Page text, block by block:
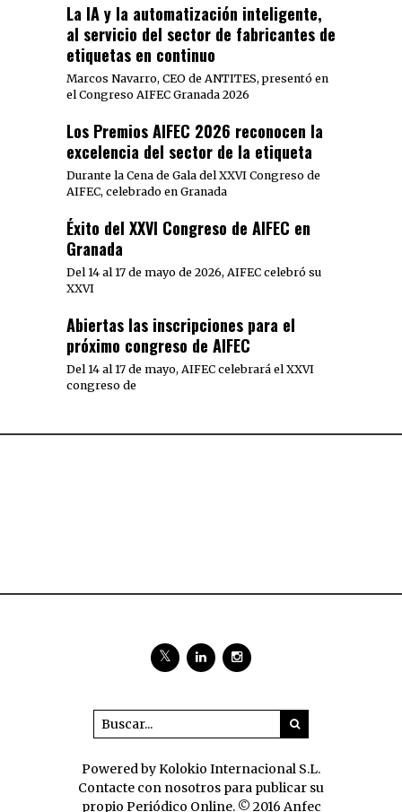
La IA y la automatización inteligente,
al servicio del sector de fabricantes de
etiquetas en continuo
Marcos Navarro, CEO de ANTITES, presentó en
el Congreso AIFEC Granada 2026
Los Premios AIFEC 2026 reconocen la
excelencia del sector de la etiqueta
Durante la Cena de Gala del XXVI Congreso de
AIFEC, celebrado en Granada
Éxito del XXVI Congreso de AIFEC en
Granada
Del 14 al 17 de mayo de 2026, AIFEC celebró su
XXVI
Abiertas las inscripciones para el
próximo congreso de AIFEC
Del 14 al 17 de mayo, AIFEC celebrará el XXVI
congreso de
Powered by Kolokio Internacional S.L.
Contacte con nosotros para publicar su
propio Periódico Online. © 2016 Anfec